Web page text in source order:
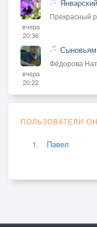
вчера
20:36
Прекрасный
вчера
20:22
Сыновьям
Фёдорова
ПОЛЬЗОВАТЕЛИ
Павел